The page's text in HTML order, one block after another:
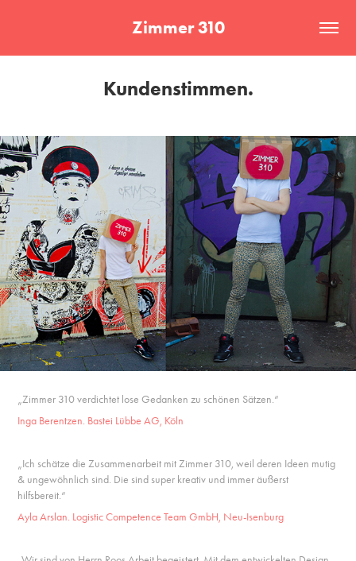
Zimmer 310
Kundenstimmen.
„Zimmer 310 verdichtet lose Gedanken zu schönen Sätzen.“
Inga Berentzen. Bastei Lübbe AG, Köln
„Ich schätze die Zusammenarbeit mit Zimmer 310, weil deren Ideen mutig
& ungewöhnlich sind. Die sind super kreativ und immer äußerst
hilfsbereit.“
Ayla Arslan. Logistic Competence Team GmbH, Neu-Isenburg